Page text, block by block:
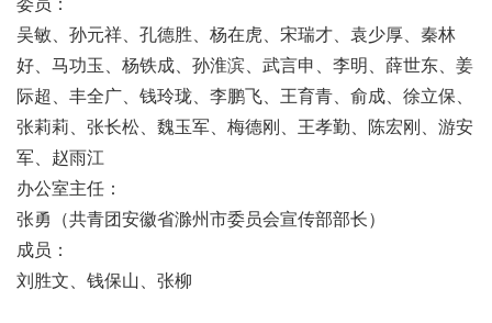
吴敏、孙元祥、孔德胜、杨在虎、宋瑞才、袁少厚、秦林
好、马功玉、杨铁成、孙淮滨、武言申、李明、薛世东、姜
际超、丰全广、钱玲珑、李鹏飞、王育青、俞成、徐立保、
张莉莉、张长松、魏玉军、梅德刚、王孝勤、陈宏刚、游安
军、赵雨江
办公室主任：
张勇（共青团安徽省滁州市委员会宣传部部长）
成员：
刘胜文、钱保山、张柳